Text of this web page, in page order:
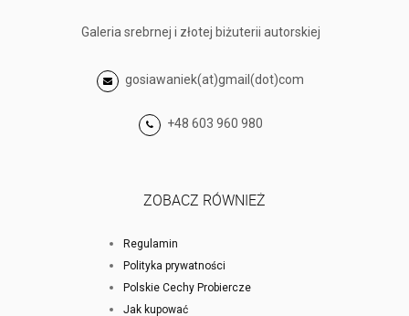
Galeria srebrnej i złotej biżuterii autorskiej
gosiawaniek(at)gmail(dot)com
+48 603 960 980
ZOBACZ RÓWNIEŻ
Regulamin
Polityka prywatności
Polskie Cechy Probiercze
Jak kupować